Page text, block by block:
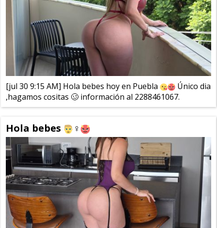
[jul 30 9:15 AM] Hola bebes hoy en Puebla
Único dia
,hagamos cositas 🥴 información al 2288461067.
Hola bebes ‍♀️